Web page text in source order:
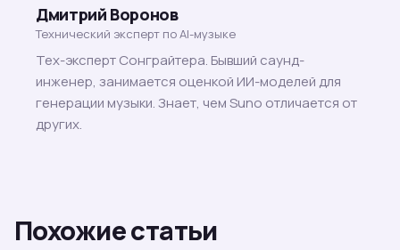
Дмитрий Воронов
Технический эксперт по AI-музыке
Тех-эксперт Сонграйтера. Бывший саунд-
инженер, занимается оценкой ИИ-моделей для
генерации музыки. Знает, чем Suno отличается от
других.
Похожие статьи